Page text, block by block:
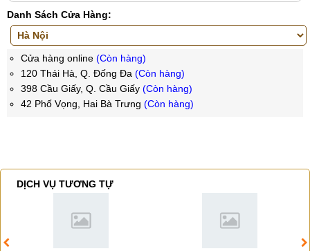
Danh Sách Cửa Hàng:
Cửa hàng online (Còn hàng)
120 Thái Hà, Q. Đống Đa (Còn hàng)
398 Cầu Giấy, Q. Cầu Giấy (Còn hàng)
42 Phố Vọng, Hai Bà Trưng (Còn hàng)
DỊCH VỤ TƯƠNG TỰ